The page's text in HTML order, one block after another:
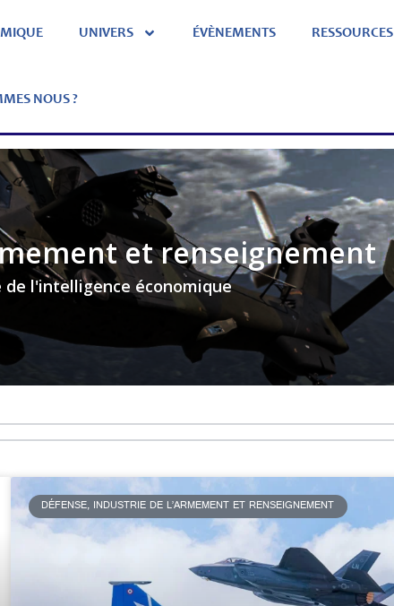
UNIVERS ÉVÈNEMENTS RESSOURCES
NOUS ?
et renseignement
l'intelligence économique
DÉFENSE, INDUSTRIE DE L’ARMEMENT ET RENSEIGNEMENT